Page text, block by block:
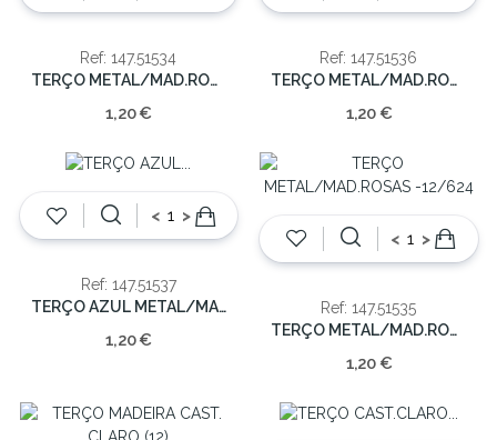
Ref: 147.51534
TERÇO METAL/MAD.ROSAS -12/624
1,20 €
Ref: 147.51536
TERÇO METAL/MAD.ROSAS -12/624
1,20 €
< >
Ref: 147.51537
TERÇO AZUL METAL/MAD.PERFUMADO(12/624)
1,20 €
< >
Ref: 147.51535
TERÇO METAL/MAD.ROSAS -12/624
1,20 €